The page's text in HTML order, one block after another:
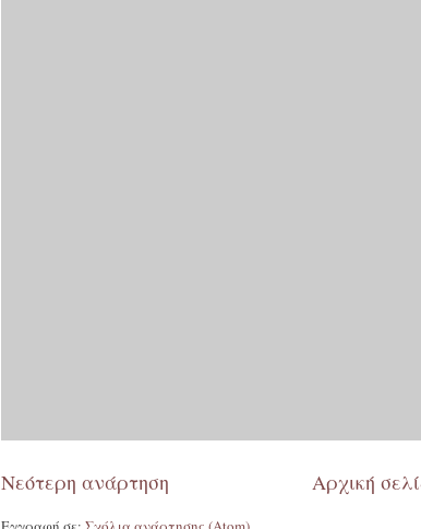
Νεότερη ανάρτηση Αρχική